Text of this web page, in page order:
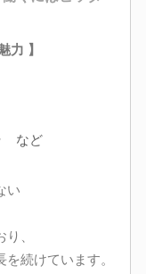
力 】
など
い
、
続けています。